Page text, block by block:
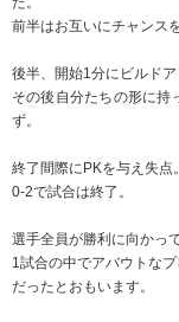
前半はお互いにチャンス
後半、開始1分にビルドア
その後自分たちの形に持
ず。
終了間際にPKを与え失点。
0-2で試合は終了。
選手全員が勝利に向かっ
1試合の中でアバウトな
だったとおもいます。